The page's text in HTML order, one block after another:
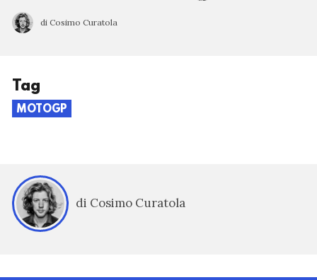
di Cosimo Curatola
Tag
MOTOGP
di Cosimo Curatola